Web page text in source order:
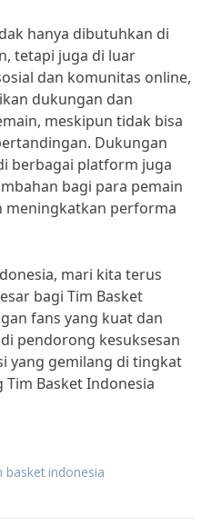
hanya dibutuhkan di
tetapi juga di luar
dan komunitas online,
dukungan dan
meskipun tidak bisa
Dukungan
berbagai platform juga
bagi para pemain
meningkatkan performa
mari kita terus
bagi Tim Basket
fans yang kuat dan
pendorong kesuksesan
yang gemilang di tingkat
Basket Indonesia
basket indonesia